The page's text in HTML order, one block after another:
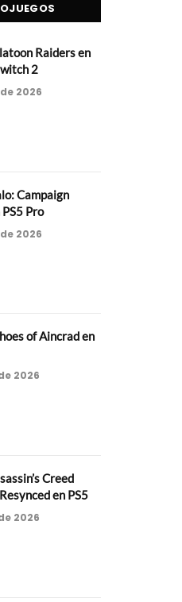
Raiders en
2
2026
Campaign
Pro
2026
of Aincrad en
2026
Creed
en PS5
2026